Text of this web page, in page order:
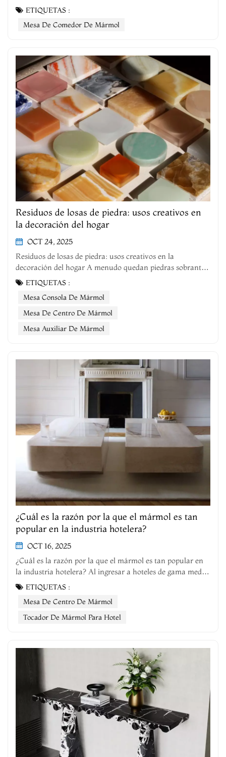
decorar, muchos se centran en los sofás y la ropa de cama,
pero pasan por alto la mesa de comedor: el espacio central
donde come toda la familia. Como fábrica de muebles de
ETIQUETAS :
Mesa De Comedor De Mármol
Residuos de losas de piedra: usos creativos en
la decoración del hogar
OCT 24, 2025
Residuos de losas de piedra: usos creativos en la
decoración del hogar A menudo quedan piedras sobrantes
al finalizar la decoración. Estos fragmentos no son un
desperdicio. Con una pequeña modificación, se pueden
convertir en artículos prácticos y de alta calidad para el
hogar. A continuación, se m...
ETIQUETAS :
Mesa Consola De Mármol
Mesa De Centro De Mármol
Mesa Auxiliar De Mármol
¿Cuál es la razón por la que el mármol es tan
popular en la industria hotelera?
OCT 16, 2025
¿Cuál es la razón por la que el mármol es tan popular en
la industria hotelera? Al ingresar a hoteles de gama media
y alta, desde el piso del vestíbulo hasta el lavabos de
mármol en las habitaciones de huéspedes y el mesas de
centro de mármol En las zonas de descanso, el mármol es
omnipresente. La...
ETIQUETAS :
Mesa De Centro De Mármol
Tocador De Mármol Para Hotel